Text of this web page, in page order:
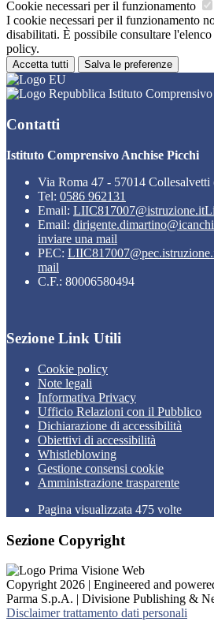
Cookie necessari per il funzionamento
I cookie necessari per il funzionamento
disabilitati. È possibile consultare
policy.
Accetta tutti Salva le preferenze
Istituto
Contatti
Istituto Comprensivo Anchise Picchi
Via Roma 47 - 57014
Tel: 0586 962131
Email: LIIC817007@istruzione.it
Email:
inviare una mail
PEC:
mail
C.F.: 80006580494
Sezione Link Utili
Cookie policy
Note legali
Informativa Privacy
Ufficio Relazioni con il Pubblico
Dichiarazione di accessibilità
Obiettivi di accessibilità
Whistleblowing
Gestione consensi cookie
Amministrazione trasparente
Pagina visualizzata 475 volte
Sezione Copyright
Copyright 2026 | Engineered and
Parma S.p.A. | Divisione Publishing &
Disclaimer trattamento dati personali